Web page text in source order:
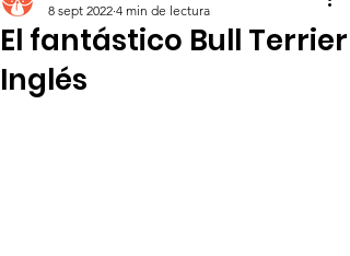
El fantástico Bull Terrier
Inglés
8 sept 2022 4 min de lectura